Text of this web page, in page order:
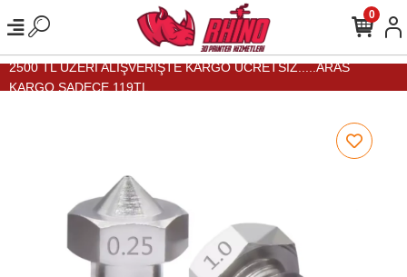
2500 TL ÜZERİ ALIŞVERİŞTE KARGO ÜCRETSİZ.....ARAS
KARGO SADECE 119TL...
0